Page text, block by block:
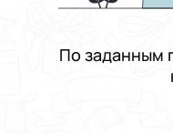
График работы
По заданным